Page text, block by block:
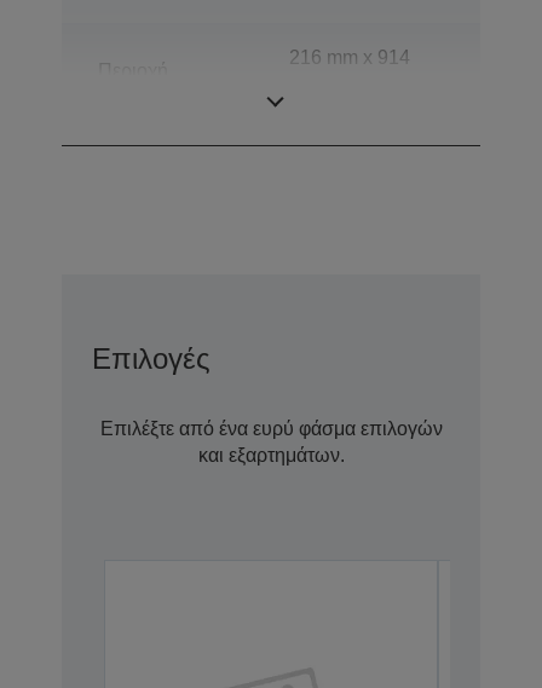
216 mm x 914
Επιλογές
Επιλέξτε από ένα ευρύ φάσμα επιλογών
και εξαρτημάτων.